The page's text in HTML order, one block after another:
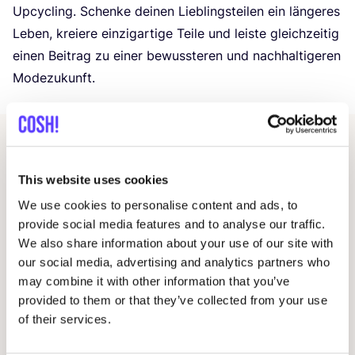
This website uses cookies
We use cookies to personalise content and ads, to
provide social media features and to analyse our traffic.
We also share information about your use of our site with
our social media, advertising and analytics partners who
may combine it with other information that you’ve
provided to them or that they’ve collected from your use
of their services.
Upcy­cling. Schen­ke dei­nen Lieb­lings­tei­len ein län­ge­res
Leben, kre­iere ein­zig­ar­ti­ge Tei­le und leis­te gleich­zei­tig
einen Bei­trag zu einer bewuss­te­ren und nach­hal­ti­ge­ren
Modezukunft.